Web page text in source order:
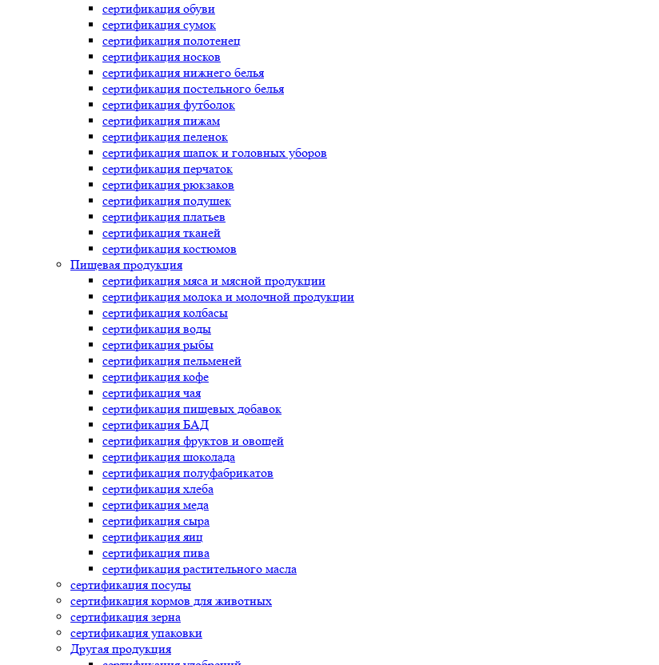
сертификация обуви
сертификация сумок
сертификация полотенец
сертификация носков
сертификация нижнего белья
сертификация постельного белья
сертификация футболок
сертификация пижам
сертификация пеленок
сертификация шапок и головных уборов
сертификация перчаток
сертификация рюкзаков
сертификация подушек
сертификация платьев
сертификация тканей
сертификация костюмов
Пищевая продукция
сертификация мяса и мясной продукции
сертификация молока и молочной продукции
сертификация колбасы
сертификация воды
сертификация рыбы
сертификация пельменей
сертификация кофе
сертификация чая
сертификация пищевых добавок
сертификация БАД
сертификация фруктов и овощей
сертификация шоколада
сертификация полуфабрикатов
сертификация хлеба
сертификация меда
сертификация сыра
сертификация яиц
сертификация пива
сертификация растительного масла
сертификация посуды
сертификация кормов для животных
сертификация зерна
сертификация упаковки
Другая продукция